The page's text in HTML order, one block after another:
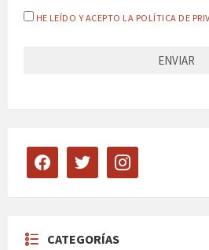
HE LEÍDO Y ACEPTO LA POLÍTICA DE
facebook twitter instagram
CATEGORÍAS